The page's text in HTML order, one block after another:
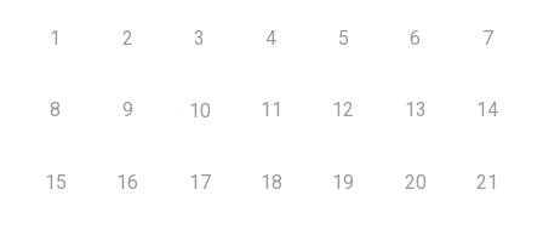
1 2 3 4 5 6 7
8 9 10 11 12 13 14
15 16 17 18 19 20 21